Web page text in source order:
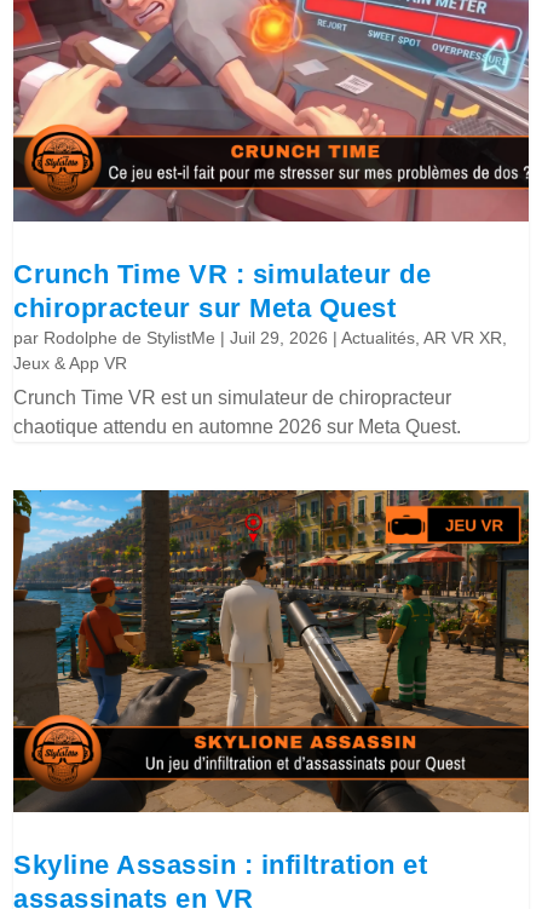
Crunch Time VR : simulateur de
chiropracteur sur Meta Quest
par Rodolphe de StylistMe |Juil 29, 2026 |Actualités ,AR VR XR
Jeux & App VR
Crunch Time VR est un simulateur de chiropracteur
chaotique attendu en automne 2026 sur Meta Quest.
Skyline Assassin : infiltration et
assassinats en VR